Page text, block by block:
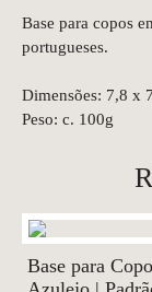
Base para copos
portugueses.
Dimensões: 7,8 x
Peso: c. 100g
Base para